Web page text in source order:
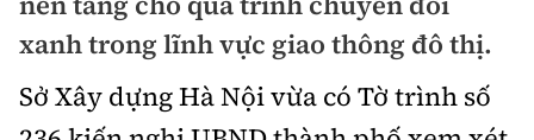
Cải chính
Vật liệu xây dựng
Giám định chất lượng
Đường bộ
Hàng không
Thị trường
Tài chính
Thanh tra
xanh trong lĩnh vực giao thông đô thị.
Sở Xây dựng Hà Nội vừa có Tờ trình số